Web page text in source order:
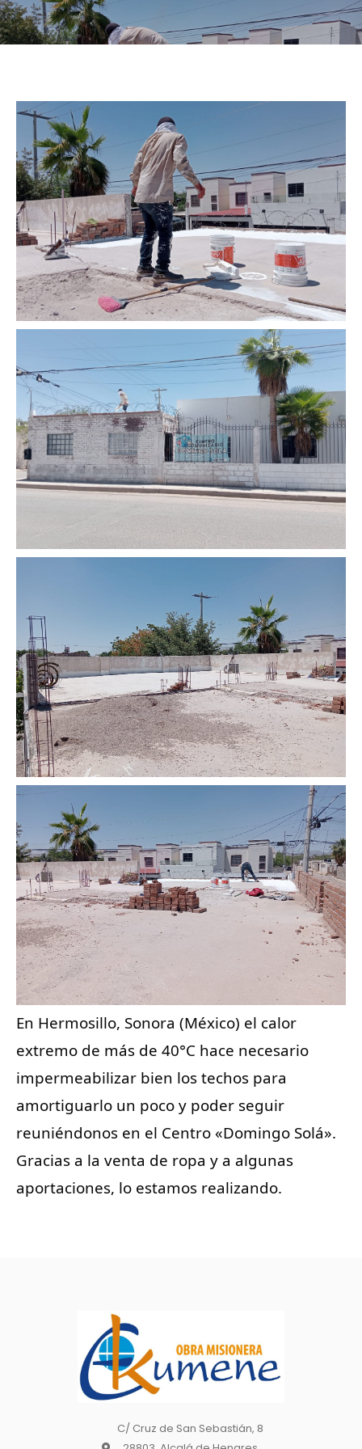
En Hermosillo, Sonora (México) el calor
extremo de más de 40°C hace necesario
impermeabilizar bien los techos para
amortiguarlo un poco y poder seguir
reuniéndonos en el Centro «Domingo Solá».
Gracias a la venta de ropa y a algunas
aportaciones, lo estamos realizando.
C/ Cruz de San Sebastián, 8